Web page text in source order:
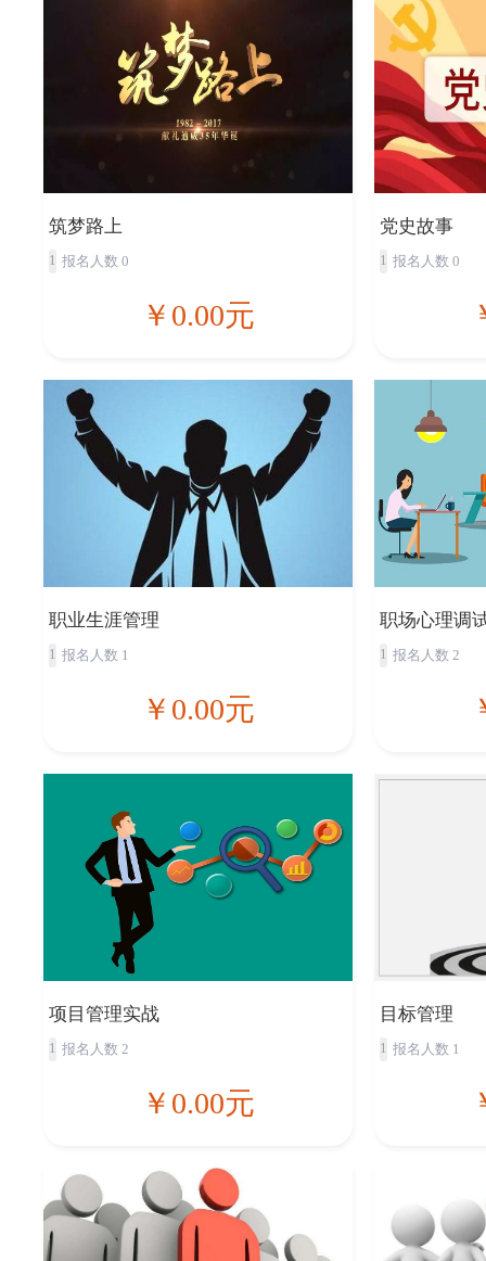
筑梦路上
1 报名人数 0
￥0.00元
党史故事
1 报名人数 0
职业生涯管理
1 报名人数 1
￥0.00元
职场心理调
1 报名人数 2
项目管理实战
1 报名人数 2
￥0.00元
目标管理
1 报名人数 1